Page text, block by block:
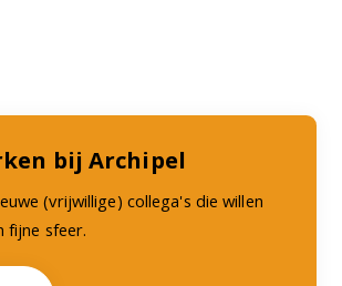
bij Archipel
(vrijwillige) collega's die willen
fijne sfeer.